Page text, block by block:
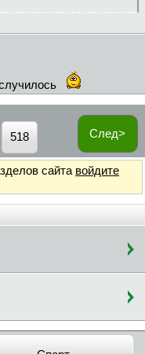
След>
518
сайта войдите